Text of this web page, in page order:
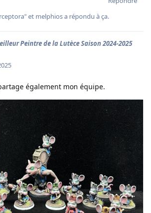
et melphiosa répondu à ça.
Peintre de la Lutèce Saison 2024-2025
également mon équipe.